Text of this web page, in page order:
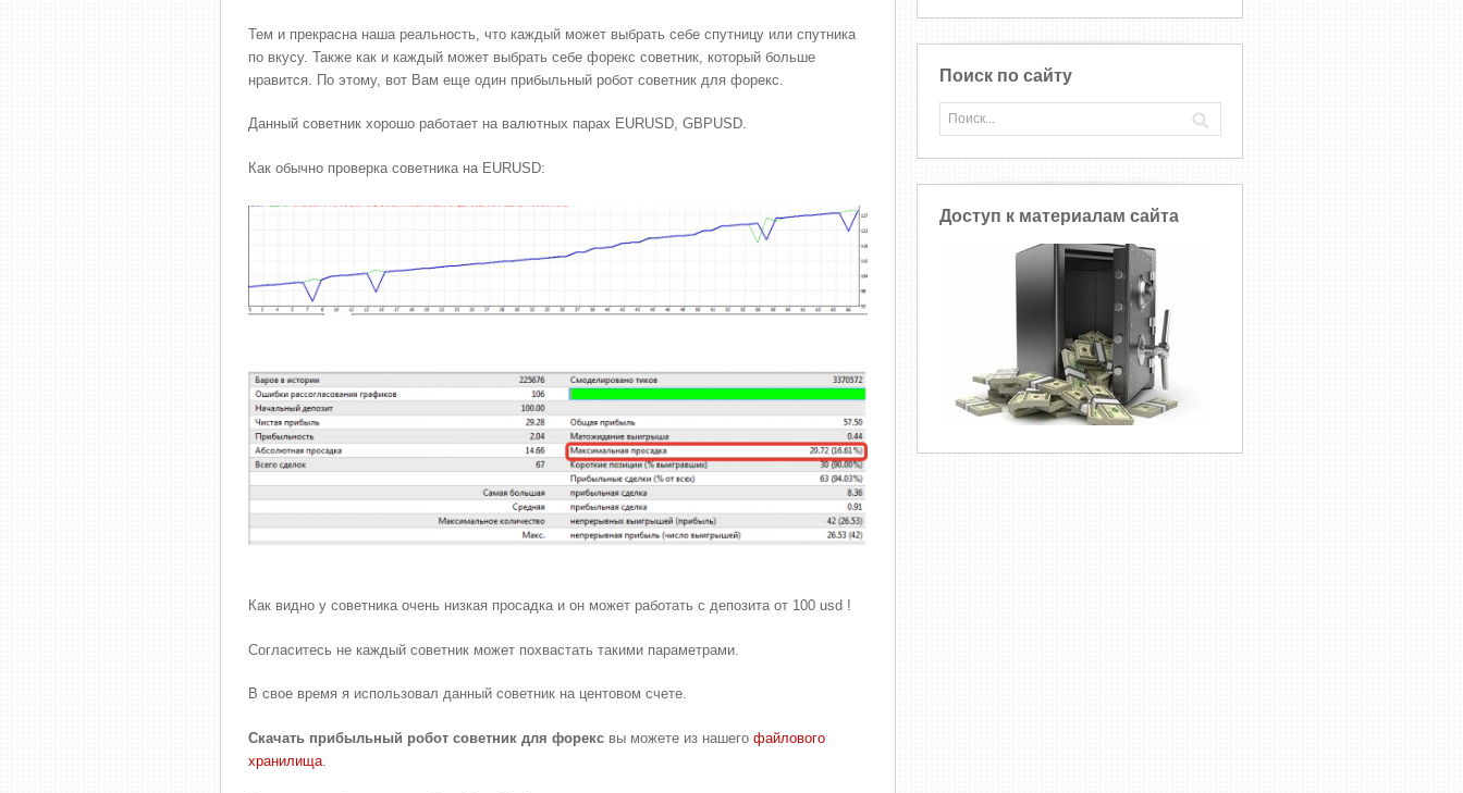
Тем и прекрасна наша реальность, что каждый может выбрать себе спутницу или спутника
по вкусу. Также как и каждый может выбрать себе форекс советник, который больше
нравится. По этому, вот Вам еще один прибыльный робот советник для форекс.
Данный советник хорошо работает на валютных парах EURUSD, GBPUSD.
Как обычно проверка советника на EURUSD:
Как видно у советника очень низкая просадка и он может работать с депозита от 100 usd !
Согласитесь не каждый советник может похвастать такими параметрами.
В свое время я использовал данный советник на центовом счете.
Скачать прибыльный робот советник для форексвы можете из нашего файлового
хранилища.
Поиск по сайту
Доступ к материалам сайта